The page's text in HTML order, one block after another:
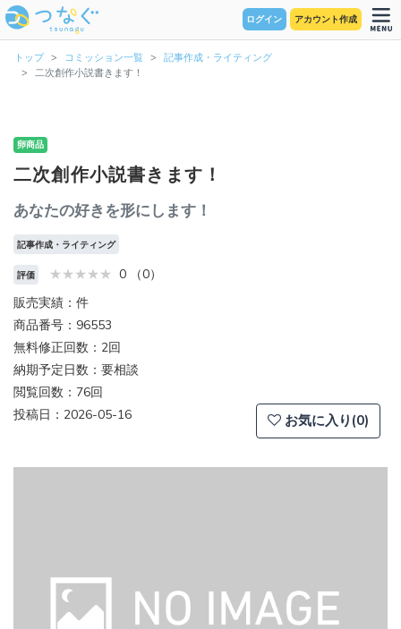
ログイン アカウント作成
トップ コミッション一覧
記事作成・ライティング
二次創作小説書きます！
卵商品
二次創作小説書きます！
あなたの好きを形にします！
記事作成・ライティング
評価
0 （0）
販売実績：件
商品番号：96553
無料修正回数：2回
納期予定日数：要相談
閲覧回数：76回
投稿日：2026-05-16
お気に入り(0)